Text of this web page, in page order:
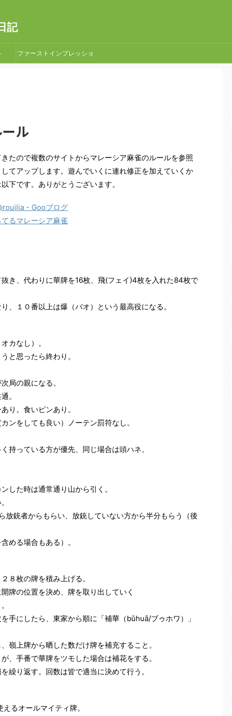
記
ファーストインプレッショ
ル
たので複数のサイトからマレーシア麻雀のルールを参照
てアップします。遊んでいくに連れ修正を加えていくか
下です。ありがとうございます。
- Gooブログ
るマレーシア麻雀
き、代わりに華牌を16枚、飛(フェイ)4枚を入れた84枚で
、１０番以上は爆（バオ）という最高役になる。
カなし）。
と思ったら終わり。
局の親になる。
。
り。食いピンあり。
ンをしても良い）ノーテン罰符なし。
持っている方が優先、同じ場合は頭ハネ。
した時は通常通り山から引く。
放銃者からもらい、放銃していない方から半分もらう（後
める場合もある）。
８枚の牌を積み上げる。
牌の位置を決め、牌を取り出していく
手にしたら、東家から順に「補華（bǔhuā/ブゥホワ）」
嶺上牌から晒した数だけ牌を補充すること。
、手番で華牌をツモした場合は補花をする。
繰り返す。回数は皆で適当に決めて行う。
るオールマイティ牌。